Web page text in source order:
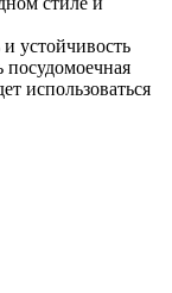
устойчивость
посудомоечная
использоваться